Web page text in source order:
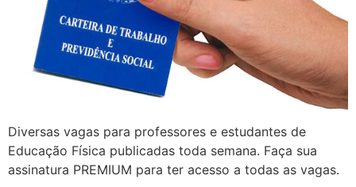
Diversas vagas para professores e estudantes de
Educação Física publicadas toda semana. Faça sua
assinatura PREMIUM para ter acesso a todas as vagas.